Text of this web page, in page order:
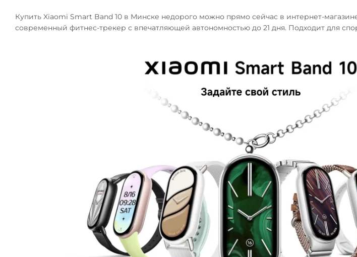
Купить Xiaomi Smart Band 10 в Минске недорого можно прямо сейчас в интернет-
современный фитнес-трекер с впечатляющей автономностью до 21 дня. Подходит для